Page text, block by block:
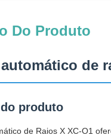
Do Produto
de
produto
de Raios X XC-O1